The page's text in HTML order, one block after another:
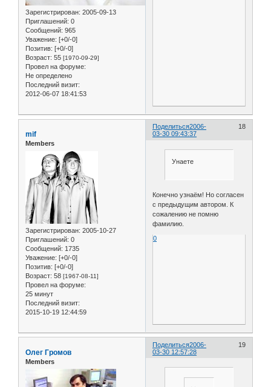
Зарегистрирован: 2005-09-13
Приглашений: 0
Сообщений: 965
Уважение: [+0/-0]
Позитив: [+0/-0]
Возраст: 55 [1970-09-29]
Провел на форуме:
Не определено
Последний визит:
2012-06-07 18:41:53
Поделиться 18
2006-
03-30 09:43:37
mif
Members
Зарегистрирован: 2005-10-27
Приглашений: 0
Сообщений: 1735
Уважение: [+0/-0]
Позитив: [+0/-0]
Возраст: 58 [1967-08-11]
Провел на форуме:
25 минут
Последний визит:
2015-10-19 12:44:59
Унаете
Конечно узнаём! Но согласен
с предыдущим автором. К
сожалению не помню
фамилию.
0
Поделиться 19
2006-
03-30 12:57:28
Олег Громов
Members